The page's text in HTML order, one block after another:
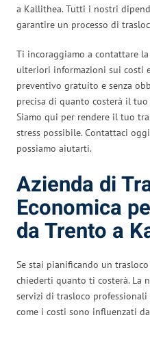
a Kallithea. Tutti i nostri
garantire un processo di
Ti incoraggiamo a contattare
ulteriori informazioni sui costi
preventivo gratuito e senza
precisa di quanto costerà il
Siamo qui per rendere il tuo
stress possibile. Contattaci
possiamo aiutarti.
Azienda di
Economica
da Trento a
Se stai pianificando un
chiederti quanto ti costerà. La
servizi di trasloco
come i costi sono influenzati